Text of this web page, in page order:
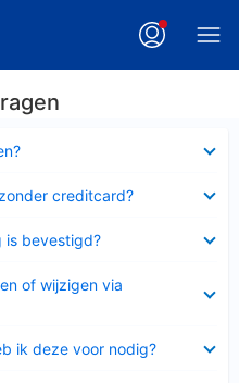
creditcard?
is bevestigd?
of wijzigen via
ik deze voor nodig?